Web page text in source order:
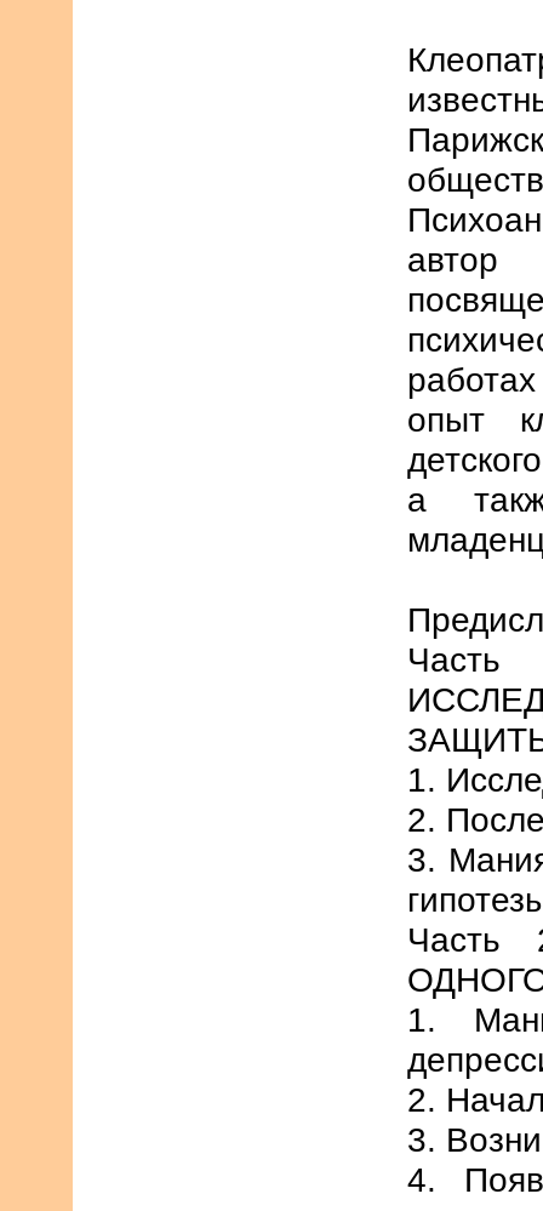
опыт
а
1.
2.
3.
1.
2.
3.
4.